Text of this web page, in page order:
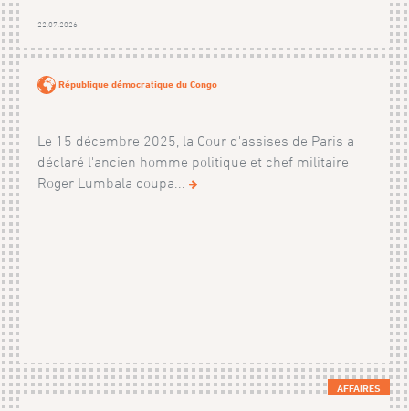
22.07.2026
République démocratique du Congo
Le 15 décembre 2025, la Cour d'assises de Paris a
déclaré l'ancien homme politique et chef militaire
Roger Lumbala coupa...
AFFAIRES